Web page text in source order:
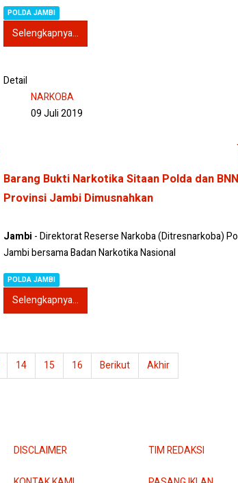
POLDA JAMBI
Selengkapnya...
Detail
NARKOBA
09 Juli 2019
Barang Bukti Narkotika Sitaan Polda dan BNN
Provinsi Jambi Dimusnahkan
Jambi - Direktorat Reserse Narkoba (Ditresnarkoba)
Jambi bersama Badan Narkotika Nasional
POLDA JAMBI
Selengkapnya...
14 15 16 Berikut Akhir
DISCLAIMER TIM REDAKSI